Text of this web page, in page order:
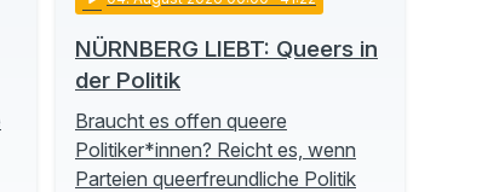
NÜRNBERG LIEBT: Queers in
der Politik
Braucht es offen queere
Politiker*innen? Reicht es, wenn
Parteien queerfreundliche Politik